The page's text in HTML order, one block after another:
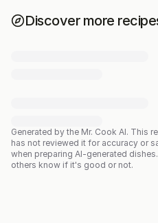
Discover more
Generated by the Mr. Cook AI. This
has not reviewed it for accuracy or
when preparing AI-generated
others know if it's good or not.